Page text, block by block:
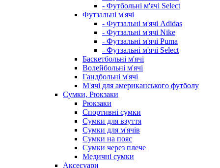
- Футбольні м'ячі Select
Футзальні м'ячі
- Футзальні м'ячі Adidas
- Футзальні м'ячі Nike
- Футзальні м'ячі Puma
- Футзальні м'ячі Select
Баскетбольні м'ячі
Волейбольні м'ячі
Гандбольні м'ячі
М'ячі для американського футболу
Сумки, Рюкзаки
Рюкзаки
Спортивні сумки
Сумки для взуття
Сумки для м'ячів
Сумки на пояс
Сумки через плече
Медичні сумки
Аксесуари